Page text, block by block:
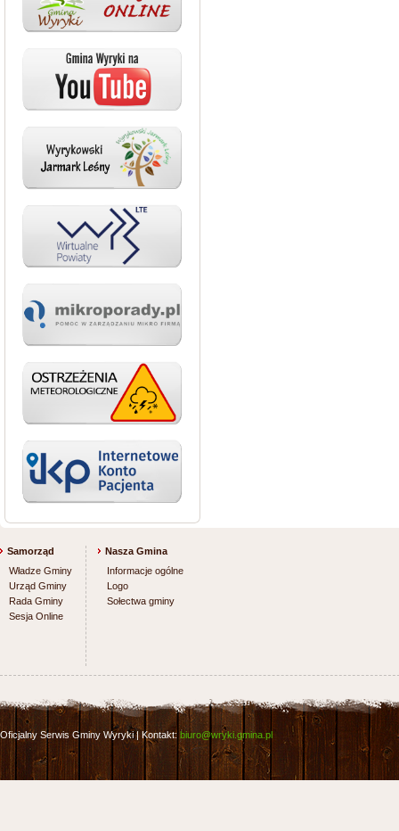
Samorząd
Władze Gminy
Urząd Gminy
Rada Gminy
Sesja Online
Nasza Gmina
Informacje ogólne
Logo
Sołectwa gminy
Oficjalny Serwis Gminy Wyryki | Kontakt: biuro@wryki.gmina.pl